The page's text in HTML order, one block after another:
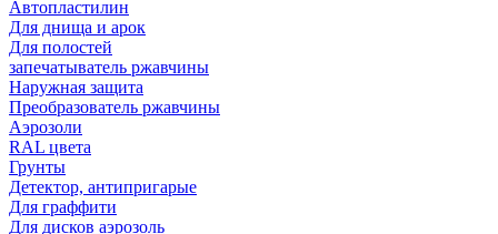
Автопластилин
Для днища и арок
Для полостей
запечатыватель ржавчины
Наружная защита
Преобразователь ржавчины
Аэрозоли
RAL цвета
Грунты
Детектор, антипригарые
Для граффити
Для дисков аэрозоль